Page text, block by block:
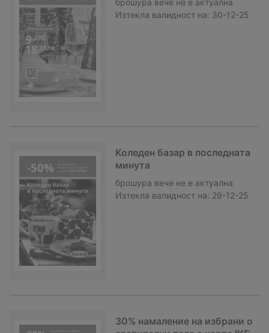
Изтекла валидност на: 30-12-25
Коледен базар в последната
минута
брошура вече не е актуална
Изтекла валидност на: 29-12-25
30% намаление на избрани o